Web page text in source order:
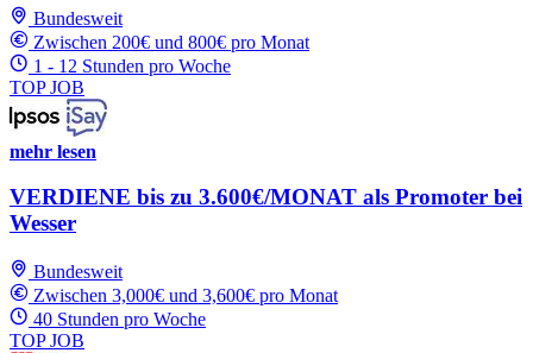
Bundesweit
Zwischen 200€ und 800€ pro Monat
1 - 12 Stunden pro Woche
TOP JOB
mehr lesen
VERDIENE bis zu 3.600€/MONAT als Promoter bei
Wesser
Bundesweit
Zwischen 3,000€ und 3,600€ pro Monat
40 Stunden pro Woche
TOP JOB